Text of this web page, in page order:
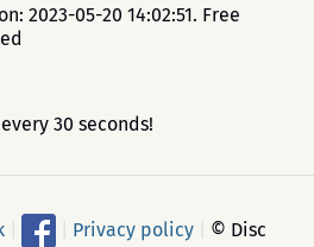
2023-05-20 14:02:51. Free
30 seconds!
Privacy policy
© Disc